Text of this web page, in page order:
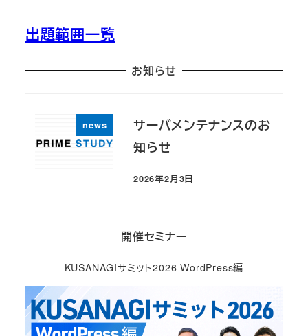
出題範囲一覧
お知らせ
news
サーバメンテナンスのお
知らせ
投稿日
2026年2月3日
開催セミナー
KUSANAGIサミット2026 WordPress編